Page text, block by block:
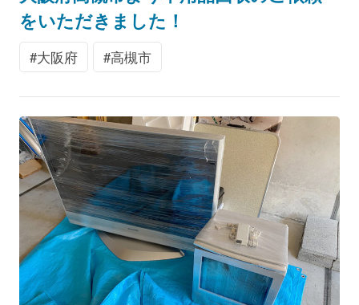
をいただきました！
大阪府 高槻市